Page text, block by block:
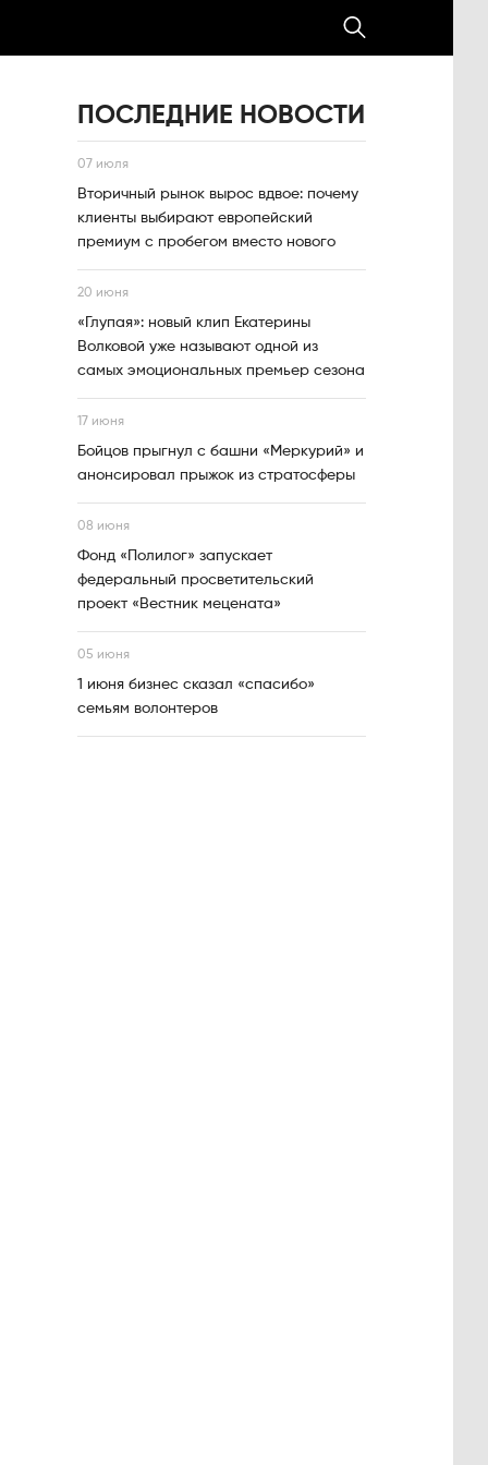
ПОСЛЕДНИЕ НОВОСТИ
07 июля
Вторичный рынок вырос вдвое: почему
клиенты выбирают европейский
премиум с пробегом вместо нового
20 июня
«Глупая»: новый клип Екатерины
Волковой уже называют одной из
самых эмоциональных премьер сезона
17 июня
Бойцов прыгнул с башни «Меркурий» и
анонсировал прыжок из стратосферы
08 июня
Фонд «Полилог» запускает
федеральный просветительский
проект «Вестник мецената»
05 июня
1 июня бизнес сказал «спасибо»
семьям волонтеров